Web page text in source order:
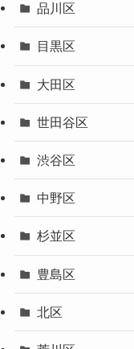
品川区
目黒区
大田区
世田谷区
渋谷区
中野区
杉並区
豊島区
北区